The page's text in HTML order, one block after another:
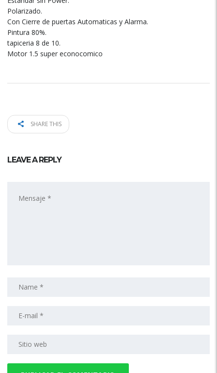
Polarizado.
Con Cierre de puertas Automaticas y Alarma.
Pintura 80%.
tapiceria 8 de 10.
Motor 1.5 super econocomico
SHARE THIS
LEAVE A REPLY